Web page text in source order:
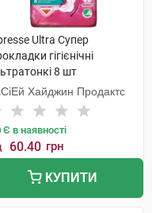
Ultra Супер
гігієнічні
8 шт
Хайджин Продактс
Є в наявності
60.40 грн
КУПИТИ